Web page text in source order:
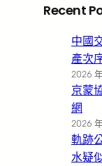
Recent
中國
產次
2026
京蒙
網
2026
軌跡
水疑